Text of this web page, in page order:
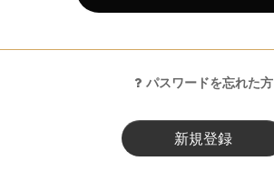
パスワードを忘れた方
新規登録